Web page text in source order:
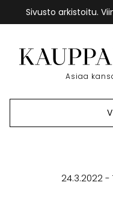
Sivusto arkistoitu.
sisältöön
Asiaa
24.3.2022